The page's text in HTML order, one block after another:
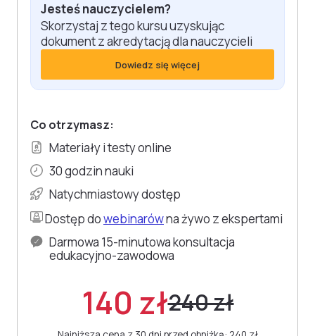
Jesteś nauczycielem?
Skorzystaj z tego kursu uzyskując
dokument z akredytacją dla nauczycieli
Dowiedz się więcej
Co otrzymasz:
Materiały i testy online
30 godzin nauki
Natychmiastowy dostęp
Dostęp dowebinarówna żywo z ekspertami
Darmowa 15-minutowa konsultacja
edukacyjno-zawodowa
140 zł240 zł